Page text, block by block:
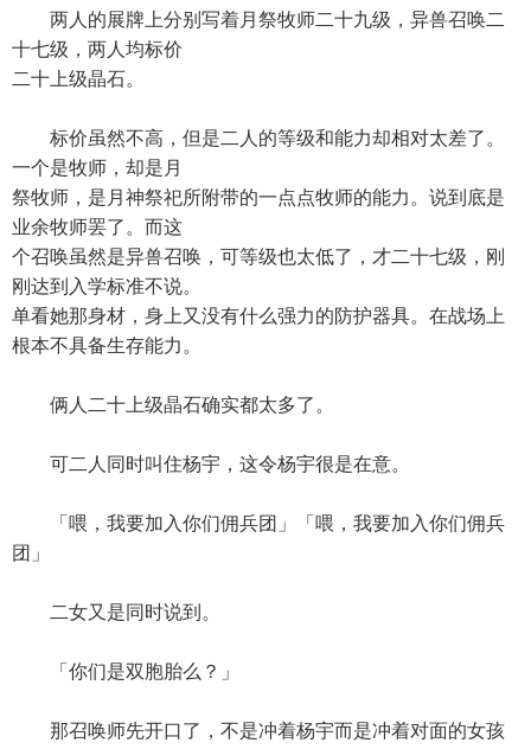
两人的展牌上分别写着月祭牧师二十九级，异兽召唤二
十七级，两人均标价
二十上级晶石。
标价虽然不高，但是二人的等级和能力却相对太差了。
一个是牧师，却是月
祭牧师，是月神祭祀所附带的一点点牧师的能力。说到底是
业余牧师罢了。而这
个召唤虽然是异兽召唤，可等级也太低了，才二十七级，刚
刚达到入学标准不说。
单看她那身材，身上又没有什么强力的防护器具。在战场上
根本不具备生存能力。
俩人二十上级晶石确实都太多了。
可二人同时叫住杨宇，这令杨宇很是在意。
「喂，我要加入你们佣兵团」「喂，我要加入你们佣兵
团」
二女又是同时说到。
「你们是双胞胎么？」
那召唤师先开口了，不是冲着杨宇而是冲着对面的女孩